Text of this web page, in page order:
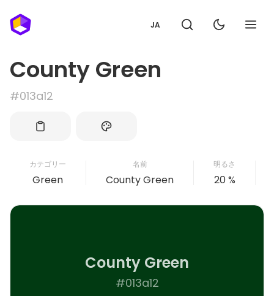
JA
County Green
#013a12
カテゴリー
Green
名前
County Green
明るさ
20 %
County Green
#013a12